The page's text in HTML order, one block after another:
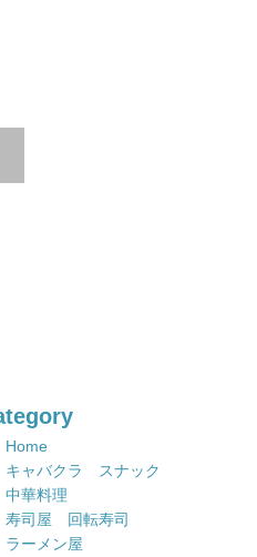
Home
キャバクラ スナック
中華料理
寿司屋 回転寿司
ラーメン屋